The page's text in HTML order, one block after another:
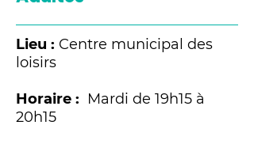
Lieu : Centre municipal des
loisirs
Horaire : Mardi de 19h15 à
20h15